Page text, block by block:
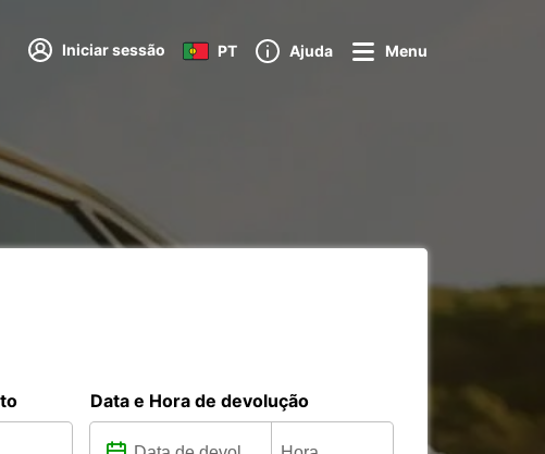
Iniciar sessão PT Ajuda Menu
Data e Hora de devolução